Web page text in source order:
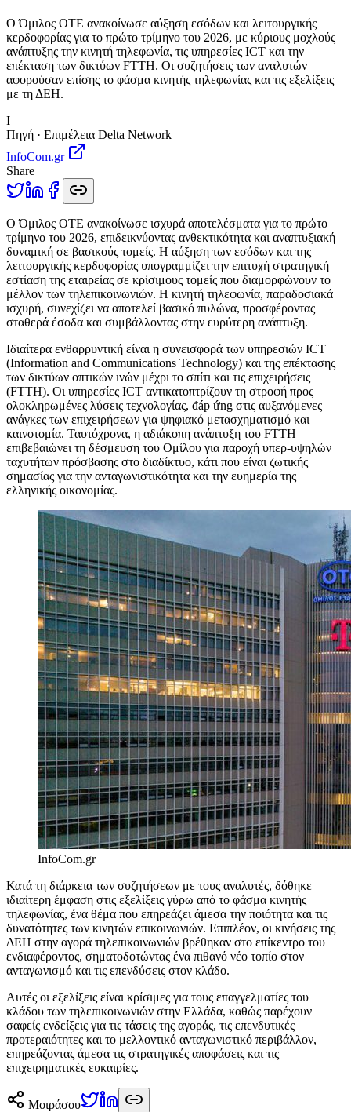
Ο Όμιλος ΟΤΕ ανακοίνωσε αύξηση εσόδων και λειτουργικής
κερδοφορίας για το πρώτο τρίμηνο του 2026, με κύριους μοχλούς
ανάπτυξης την κινητή τηλεφωνία, τις υπηρεσίες ICT και την
επέκταση των δικτύων FTTH. Οι συζητήσεις των αναλυτών
αφορούσαν επίσης το φάσμα κινητής τηλεφωνίας και τις εξελίξεις
με τη ΔΕΗ.
I
Πηγή · Επιμέλεια Delta Network
InfoCom.gr
Share
Ο Όμιλος ΟΤΕ ανακοίνωσε ισχυρά αποτελέσματα για το πρώτο
τρίμηνο του 2026, επιδεικνύοντας ανθεκτικότητα και αναπτυξιακή
δυναμική σε βασικούς τομείς. Η αύξηση των εσόδων και της
λειτουργικής κερδοφορίας υπογραμμίζει την επιτυχή στρατηγική
εστίαση της εταιρείας σε κρίσιμους τομείς που διαμορφώνουν το
μέλλον των τηλεπικοινωνιών. Η κινητή τηλεφωνία, παραδοσιακά
ισχυρή, συνεχίζει να αποτελεί βασικό πυλώνα, προσφέροντας
σταθερά έσοδα και συμβάλλοντας στην ευρύτερη ανάπτυξη.
Ιδιαίτερα ενθαρρυντική είναι η συνεισφορά των υπηρεσιών ICT
(Information and Communications Technology) και της επέκτασης
των δικτύων οπτικών ινών μέχρι το σπίτι και τις επιχειρήσεις
(FTTH). Οι υπηρεσίες ICT αντικατοπτρίζουν τη στροφή προς
ολοκληρωμένες λύσεις τεχνολογίας, đáp ứng στις αυξανόμενες
ανάγκες των επιχειρήσεων για ψηφιακό μετασχηματισμό και
καινοτομία. Ταυτόχρονα, η αδιάκοπη ανάπτυξη του FTTH
επιβεβαιώνει τη δέσμευση του Ομίλου για παροχή υπερ-υψηλών
ταχυτήτων πρόσβασης στο διαδίκτυο, κάτι που είναι ζωτικής
σημασίας για την ανταγωνιστικότητα και την ευημερία της
ελληνικής οικονομίας.
InfoCom.gr
Κατά τη διάρκεια των συζητήσεων με τους αναλυτές, δόθηκε
ιδιαίτερη έμφαση στις εξελίξεις γύρω από το φάσμα κινητής
τηλεφωνίας, ένα θέμα που επηρεάζει άμεσα την ποιότητα και τις
δυνατότητες των κινητών επικοινωνιών. Επιπλέον, οι κινήσεις της
ΔΕΗ στην αγορά τηλεπικοινωνιών βρέθηκαν στο επίκεντρο του
ενδιαφέροντος, σηματοδοτώντας ένα πιθανό νέο τοπίο στον
ανταγωνισμό και τις επενδύσεις στον κλάδο.
Αυτές οι εξελίξεις είναι κρίσιμες για τους επαγγελματίες του
κλάδου των τηλεπικοινωνιών στην Ελλάδα, καθώς παρέχουν
σαφείς ενδείξεις για τις τάσεις της αγοράς, τις επενδυτικές
προτεραιότητες και το μελλοντικό ανταγωνιστικό περιβάλλον,
επηρεάζοντας άμεσα τις στρατηγικές αποφάσεις και τις
επιχειρηματικές ευκαιρίες.
Μοιράσου